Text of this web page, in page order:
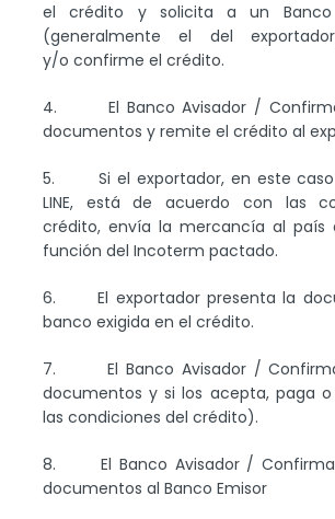
el crédito y solicita a un Banco
(generalmente el del
y/o confirme el crédito.
4. El Banco Avisador /
documentos y remite el crédito al
5. Si el exportador, en este caso
LINE, está de acuerdo con las
crédito, envía la mercancía al país
función del Incoterm pactado.
6. El exportador presenta la
banco exigida en el crédito.
7. El Banco Avisador /
documentos y si los acepta, paga
las condiciones del crédito).
8. El Banco Avisador /
documentos al Banco Emisor